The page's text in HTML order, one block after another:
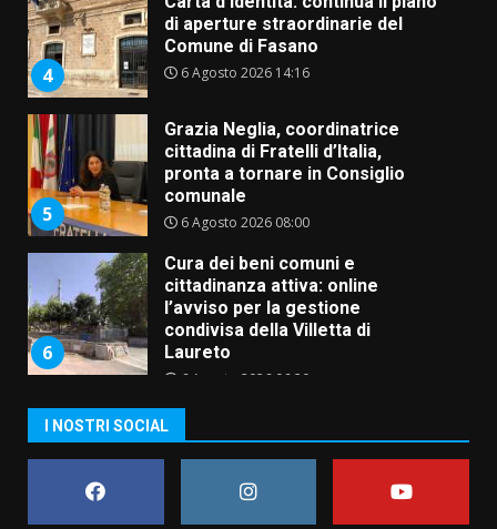
4
di aperture straordinarie del
Comune di Fasano
6 Agosto 2026 14:16
5
Grazia Neglia, coordinatrice
cittadina di Fratelli d’Italia,
pronta a tornare in Consiglio
comunale
6 Agosto 2026 08:00
6
Cura dei beni comuni e
cittadinanza attiva: online
l’avviso per la gestione
condivisa della Villetta di
Laureto
6 Agosto 2026 06:20
assoluta de “L’Albergo
Belvedere. Il rapimento”
6 Agosto 2026 06:15
I NOSTRI SOCIAL